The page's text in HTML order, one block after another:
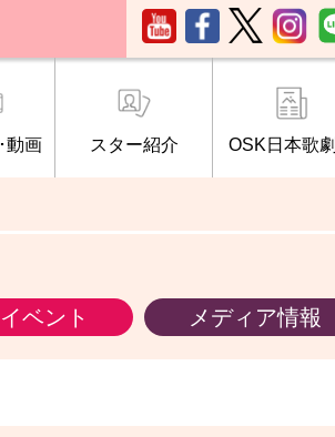
動画 スター紹介 OSK日本歌
ベント メディア情報